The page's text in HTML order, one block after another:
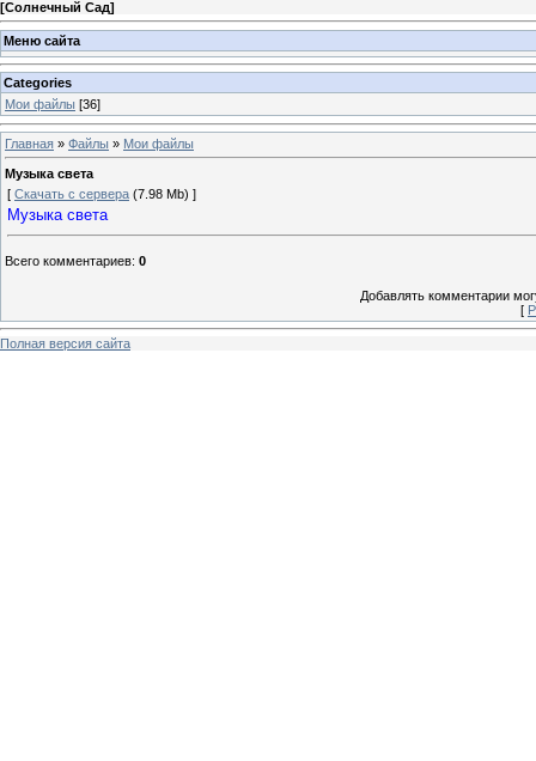
[Солнечный Сад]
Меню сайта
Categories
Мои файлы [36]
Главная » Файлы » Мои файлы
Музыка света
[ Скачать с сервера (7.98 Mb) ]
Музыка света
Всего комментариев: 0
Добавлять комментарии
[
Полная версия сайта